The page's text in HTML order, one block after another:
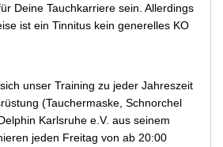
Deine Tauchkarriere sein. Allerdings
ist ein Tinnitus kein generelles KO
unser Training zu jeder Jahreszeit
(Tauchermaske, Schnorchel
Karlsruhe e.V. aus seinem
jeden Freitag von ab 20:00